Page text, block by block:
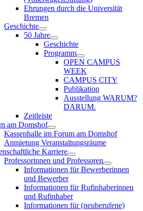
Ehrungen durch die Universität
Bremen
Geschichte
50 Jahre
Geschichte
Programm
OPEN CAMPUS
WEEK
CAMPUS CITY
Publikation
Ausstellung WARUM?
DARUM.
Zeitleiste
am Domshof
Kassenhalle im Forum am Domshof
Anmietung Veranstaltungsräume
Karriere
Professorinnen und Professoren
Informationen für Bewerberinnen
und Bewerber
Informationen für Rufinhaberinnen
und Rufinhaber
Informationen für (neuberufene)